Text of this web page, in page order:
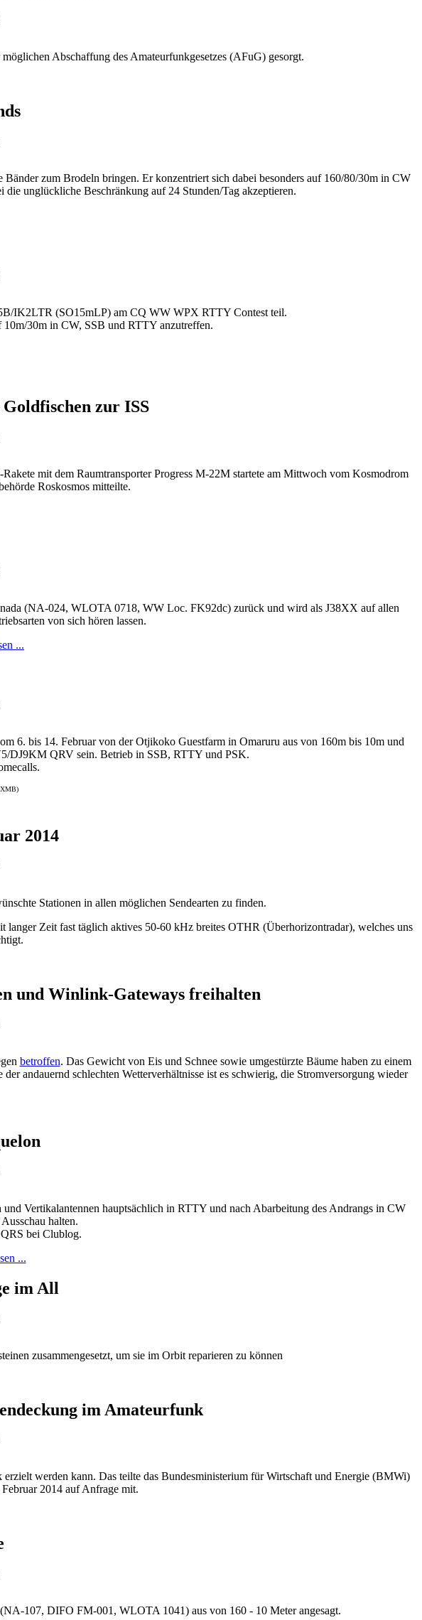
Abschaffung des Amateurfunkgesetzes (AFuG) gesorgt.
zum Brodeln bringen. Er konzentriert sich dabei besonders auf 160/80/30m in CW
unglückliche Beschränkung auf 24 Stunden/Tag akzeptieren.
IK2LTR (SO15mLP) am CQ WW WPX RTTY Contest teil.
10m/30m in CW, SSB und RTTY anzutreffen.
zur ISS
mit dem Raumtransporter Progress M-22M startete am Mittwoch vom Kosmodrom
Roskosmos mitteilte.
(NA-024, WLOTA 0718, WW Loc. FK92dc) zurück und wird als J38XX auf allen
von sich hören lassen.
...
bis 14. Februar von der Otjikoko Guestfarm in Omaruru aus von 160m bis 10m und
DJ9KM QRV sein. Betrieb in SSB, RTTY und PSK.
2014
Stationen in allen möglichen Sendearten zu finden.
Zeit fast täglich aktives 50-60 kHz breites OTHR (Überhorizontradar), welches uns
und Winlink-Gateways freihalten
betroffen. Das Gewicht von Eis und Schnee sowie umgestürzte Bäume haben zu einem
andauernd schlechten Wetterverhältnisse ist es schwierig, die Stromversorgung wieder
Vertikalantennen hauptsächlich in RTTY und nach Abarbeitung des Andrangs in CW
halten.
bei Clublog.
...
im All
zusammengesetzt, um sie im Orbit reparieren zu können
im Amateurfunk
werden kann. Das teilte das Bundesministerium für Wirtschaft und Energie (BMWi)
2014 auf Anfrage mit.
107, DIFO FM-001, WLOTA 1041) aus von 160 - 10 Meter angesagt.